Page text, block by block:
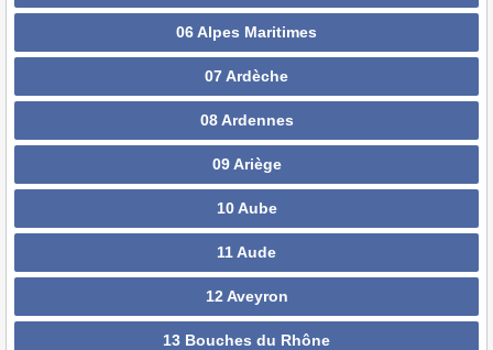
06 Alpes Maritimes
07 Ardèche
08 Ardennes
09 Ariège
10 Aube
11 Aude
12 Aveyron
13 Bouches du Rhône